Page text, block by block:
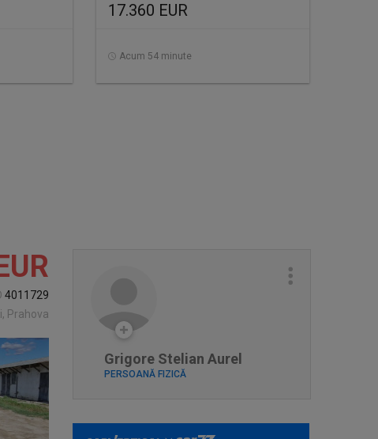
17.360 EUR
Acum 54 minute
Grigore Stelian Aurel
PERSOANĂ FIZICĂ
4011729
Prahova